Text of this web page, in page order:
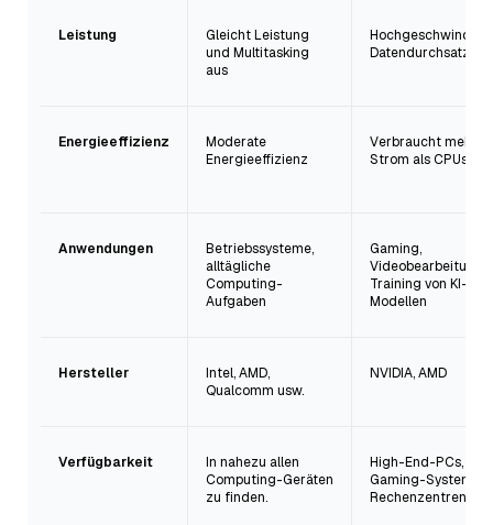
Leistung
Gleicht Leistung
und Multitasking
aus
Datendurchsatz
Energieeffizienz
Moderate
Energieeffizienz
Verbraucht mehr
Strom als CPUs
Anwendungen
Betriebssysteme,
alltägliche
Computing-
Aufgaben
Gaming,
Videobearbeitung,
Training von KI-
Modellen
Hersteller
Intel, AMD,
Qualcomm usw.
NVIDIA, AMD
Verfügbarkeit
In nahezu allen
Computing-Geräten
zu finden.
High-End-PCs,
Gaming-Systeme,
Rechenzentren